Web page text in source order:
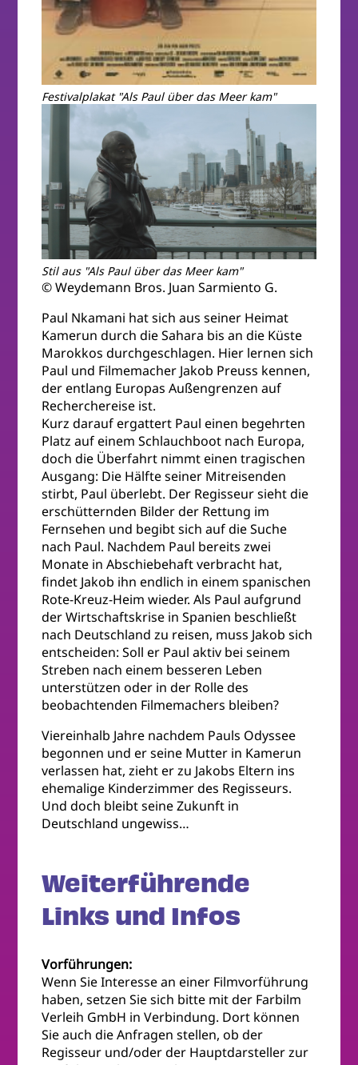
Festivalplakat "Als Paul über das Meer kam"
Stil aus "Als Paul über das Meer kam"
© Weydemann Bros. Juan Sarmiento G.
Paul Nkamani hat sich aus seiner Heimat
Kamerun durch die Sahara bis an die Küste
Marokkos durchgeschlagen. Hier lernen sich
Paul und Filmemacher Jakob Preuss kennen,
der entlang Europas Außengrenzen auf
Recherchereise ist.
Kurz darauf ergattert Paul einen begehrten
Platz auf einem Schlauchboot nach Europa,
doch die Überfahrt nimmt einen tragischen
Ausgang: Die Hälfte seiner Mitreisenden
stirbt, Paul überlebt. Der Regisseur sieht die
erschütternden Bilder der Rettung im
Fernsehen und begibt sich auf die Suche
nach Paul. Nachdem Paul bereits zwei
Monate in Abschiebehaft verbracht hat,
findet Jakob ihn endlich in einem spanischen
Rote-Kreuz-Heim wieder. Als Paul aufgrund
der Wirtschaftskrise in Spanien beschließt
nach Deutschland zu reisen, muss Jakob sich
entscheiden: Soll er Paul aktiv bei seinem
Streben nach einem besseren Leben
unterstützen oder in der Rolle des
beobachtenden Filmemachers bleiben?
Viereinhalb Jahre nachdem Pauls Odyssee
begonnen und er seine Mutter in Kamerun
verlassen hat, zieht er zu Jakobs Eltern ins
ehemalige Kinderzimmer des Regisseurs.
Und doch bleibt seine Zukunft in
Deutschland ungewiss…
Weiterführende
Links und Infos
Vorführungen:
Wenn Sie Interesse an einer Filmvorführung
haben, setzen Sie sich bitte mit der Farbilm
Verleih GmbH in Verbindung. Dort können
Sie auch die Anfragen stellen, ob der
Regisseur und/oder der Hauptdarsteller zur